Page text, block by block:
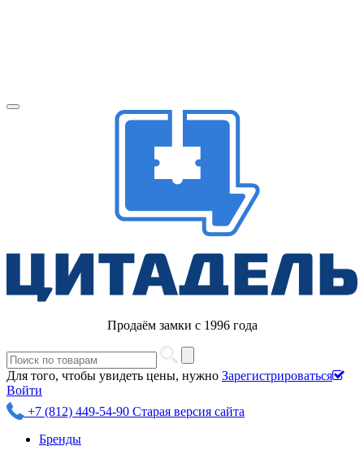
Продаём замки с 1996 года
Для того, чтобы увидеть цены, нужно Зарегистрироваться
Войти
+7 (812) 449-54-90 Старая версия сайта
Бренды